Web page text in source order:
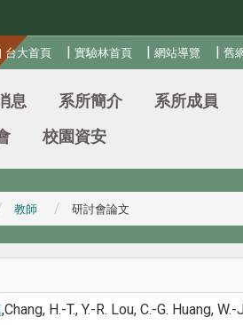
| 台大首頁 | 實驗林首頁 |網站導覽 |舊
息 系所簡介 系所成員
校園資安
教師 研討會論文
,Chang, H.-T., Y.-R. Lou, C.-G. Huang,